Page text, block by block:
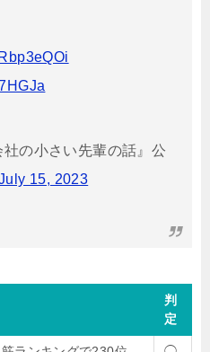
の小さい先輩の話』公
15, 2023
判
定